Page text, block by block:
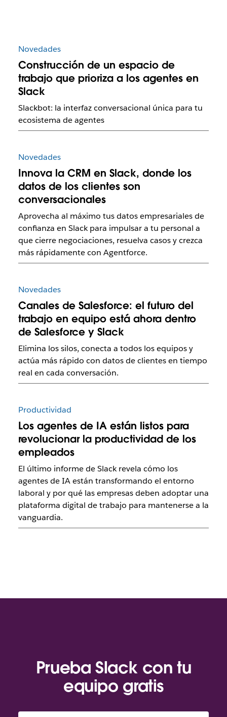
Novedades
Construcción de un espacio de
trabajo que prioriza a los agentes en
Slack
Slackbot: la interfaz conversacional única para tu
ecosistema de agentes
Novedades
Innova la CRM en Slack, donde los
datos de los clientes son
conversacionales
Aprovecha al máximo tus datos empresariales de
confianza en Slack para impulsar a tu personal a
que cierre negociaciones, resuelva casos y crezca
más rápidamente con Agentforce.
Novedades
Canales de Salesforce: el futuro del
trabajo en equipo está ahora dentro
de Salesforce y Slack
Elimina los silos, conecta a todos los equipos y
actúa más rápido con datos de clientes en tiempo
real en cada conversación.
Productividad
Los agentes de IA están listos para
revolucionar la productividad de los
empleados
El último informe de Slack revela cómo los
agentes de IA están transformando el entorno
laboral y por qué las empresas deben adoptar una
plataforma digital de trabajo para mantenerse a la
vanguardia.
Prueba Slack con tu
equipo gratis